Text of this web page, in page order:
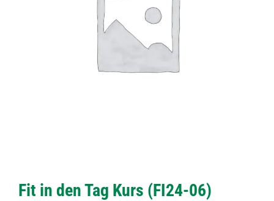
Fit in den Tag Kurs (FI24-06)